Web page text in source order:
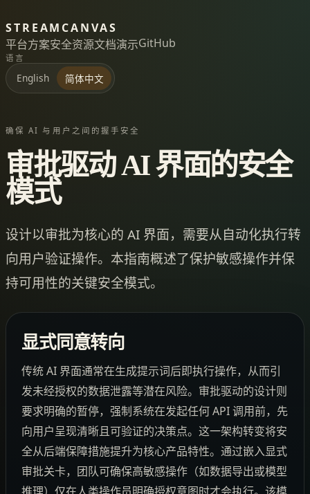
STREAMCANVAS
平台方案安全资源文档演示GitHub
语言
English 简体中文
确保 AI 与用户之间的握手安全
审批驱动 AI 界面的安全
模式
设计以审批为核心的 AI 界面，需要从自动化执行转
向用户验证操作。本指南概述了保护敏感操作并保
持可用性的关键安全模式。
显式同意转向
传统 AI 界面通常在生成提示词后即执行操作，从而引
发未经授权的数据泄露等潜在风险。审批驱动的设计则
要求明确的暂停，强制系统在发起任何 API 调用前，先
向用户呈现清晰且可验证的决策点。这一架构转变将安
全从后端保障措施提升为核心产品特性。通过嵌入显式
审批关卡，团队可确保高敏感操作（如数据导出或模型